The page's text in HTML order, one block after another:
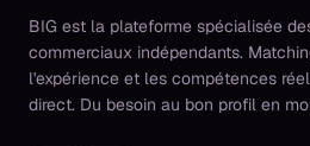
BIG est la plateforme spécialisée
commerciaux indépendants.
l'expérience et les compétences
direct. Du besoin au bon profil en